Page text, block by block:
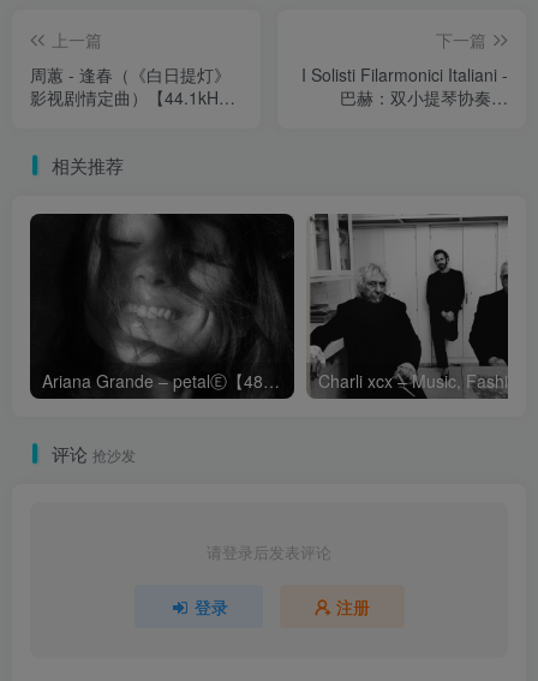
上一篇
周蕙 - 逢春（《白日提灯》
影视剧情定曲）【44.1kHz
下一篇
I Solisti Filarmonici Italiani -
巴赫：双小提琴协奏曲
相关推荐
Ariana Grande – petalⒺ【48kHz／24bit】英国区
评论 抢沙发
请登录后发表评论
登录 注册